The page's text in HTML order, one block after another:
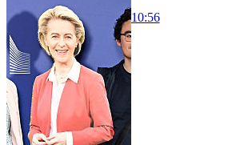
10:56